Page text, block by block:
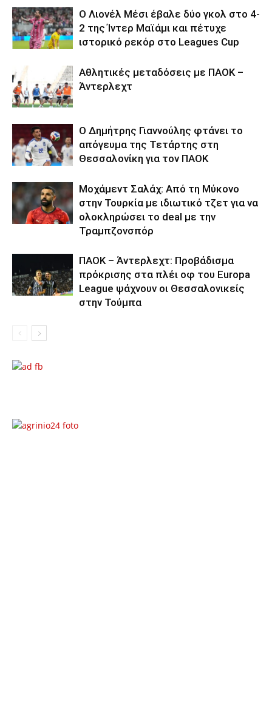
Ο Λιονέλ Μέσι έβαλε δύο γκολ στο 4-
2 της Ίντερ Μαϊάμι και πέτυχε
ιστορικό ρεκόρ στο Leagues Cup
Αθλητικές μεταδόσεις με ΠΑΟΚ –
Άντερλεχτ
Ο Δημήτρης Γιαννούλης φτάνει το
απόγευμα της Τετάρτης στη
Θεσσαλονίκη για τον ΠΑΟΚ
Μοχάμεντ Σαλάχ: Από τη Μύκονο
στην Τουρκία με ιδιωτικό τζετ για να
ολοκληρώσει το deal με την
Τραμπζονσπόρ
ΠΑΟΚ – Άντερλεχτ: Προβάδισμα
πρόκρισης στα πλέι οφ του Europa
League ψάχνουν οι Θεσσαλονικείς
στην Τούμπα